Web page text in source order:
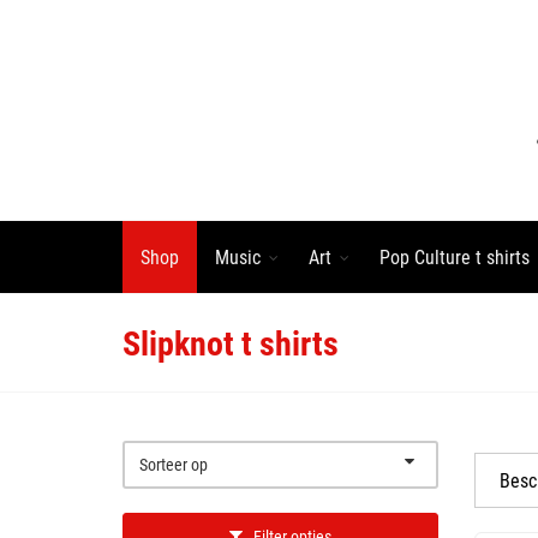
Shop Music Art Pop Culture t shirts
Slipknot t shirts
Sorteer op